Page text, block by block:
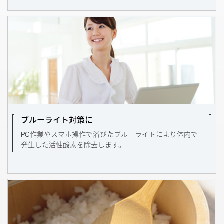
ブルーライト対策に
PC作業やスマホ操作で浴びたブルーライトにより体内で
発生した活性酸素を除去します。